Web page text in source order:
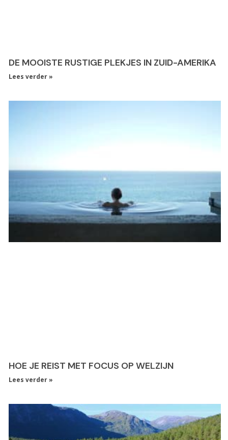
DE MOOISTE RUSTIGE PLEKJES IN ZUID-AMERIKA
Lees verder »
HOE JE REIST MET FOCUS OP WELZIJN
Lees verder »